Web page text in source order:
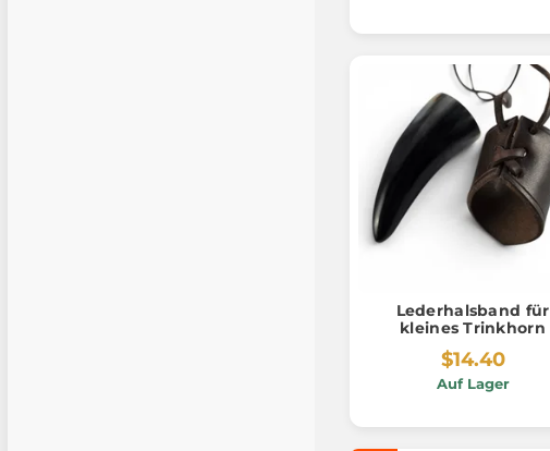
Lederhalsband für
kleines Trinkhorn
$14.40
Auf Lager